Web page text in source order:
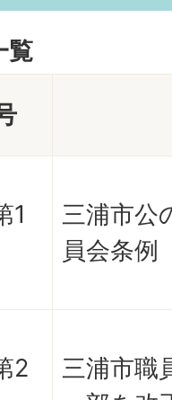
覧
1
三浦市公
員会条例
2
三浦市職